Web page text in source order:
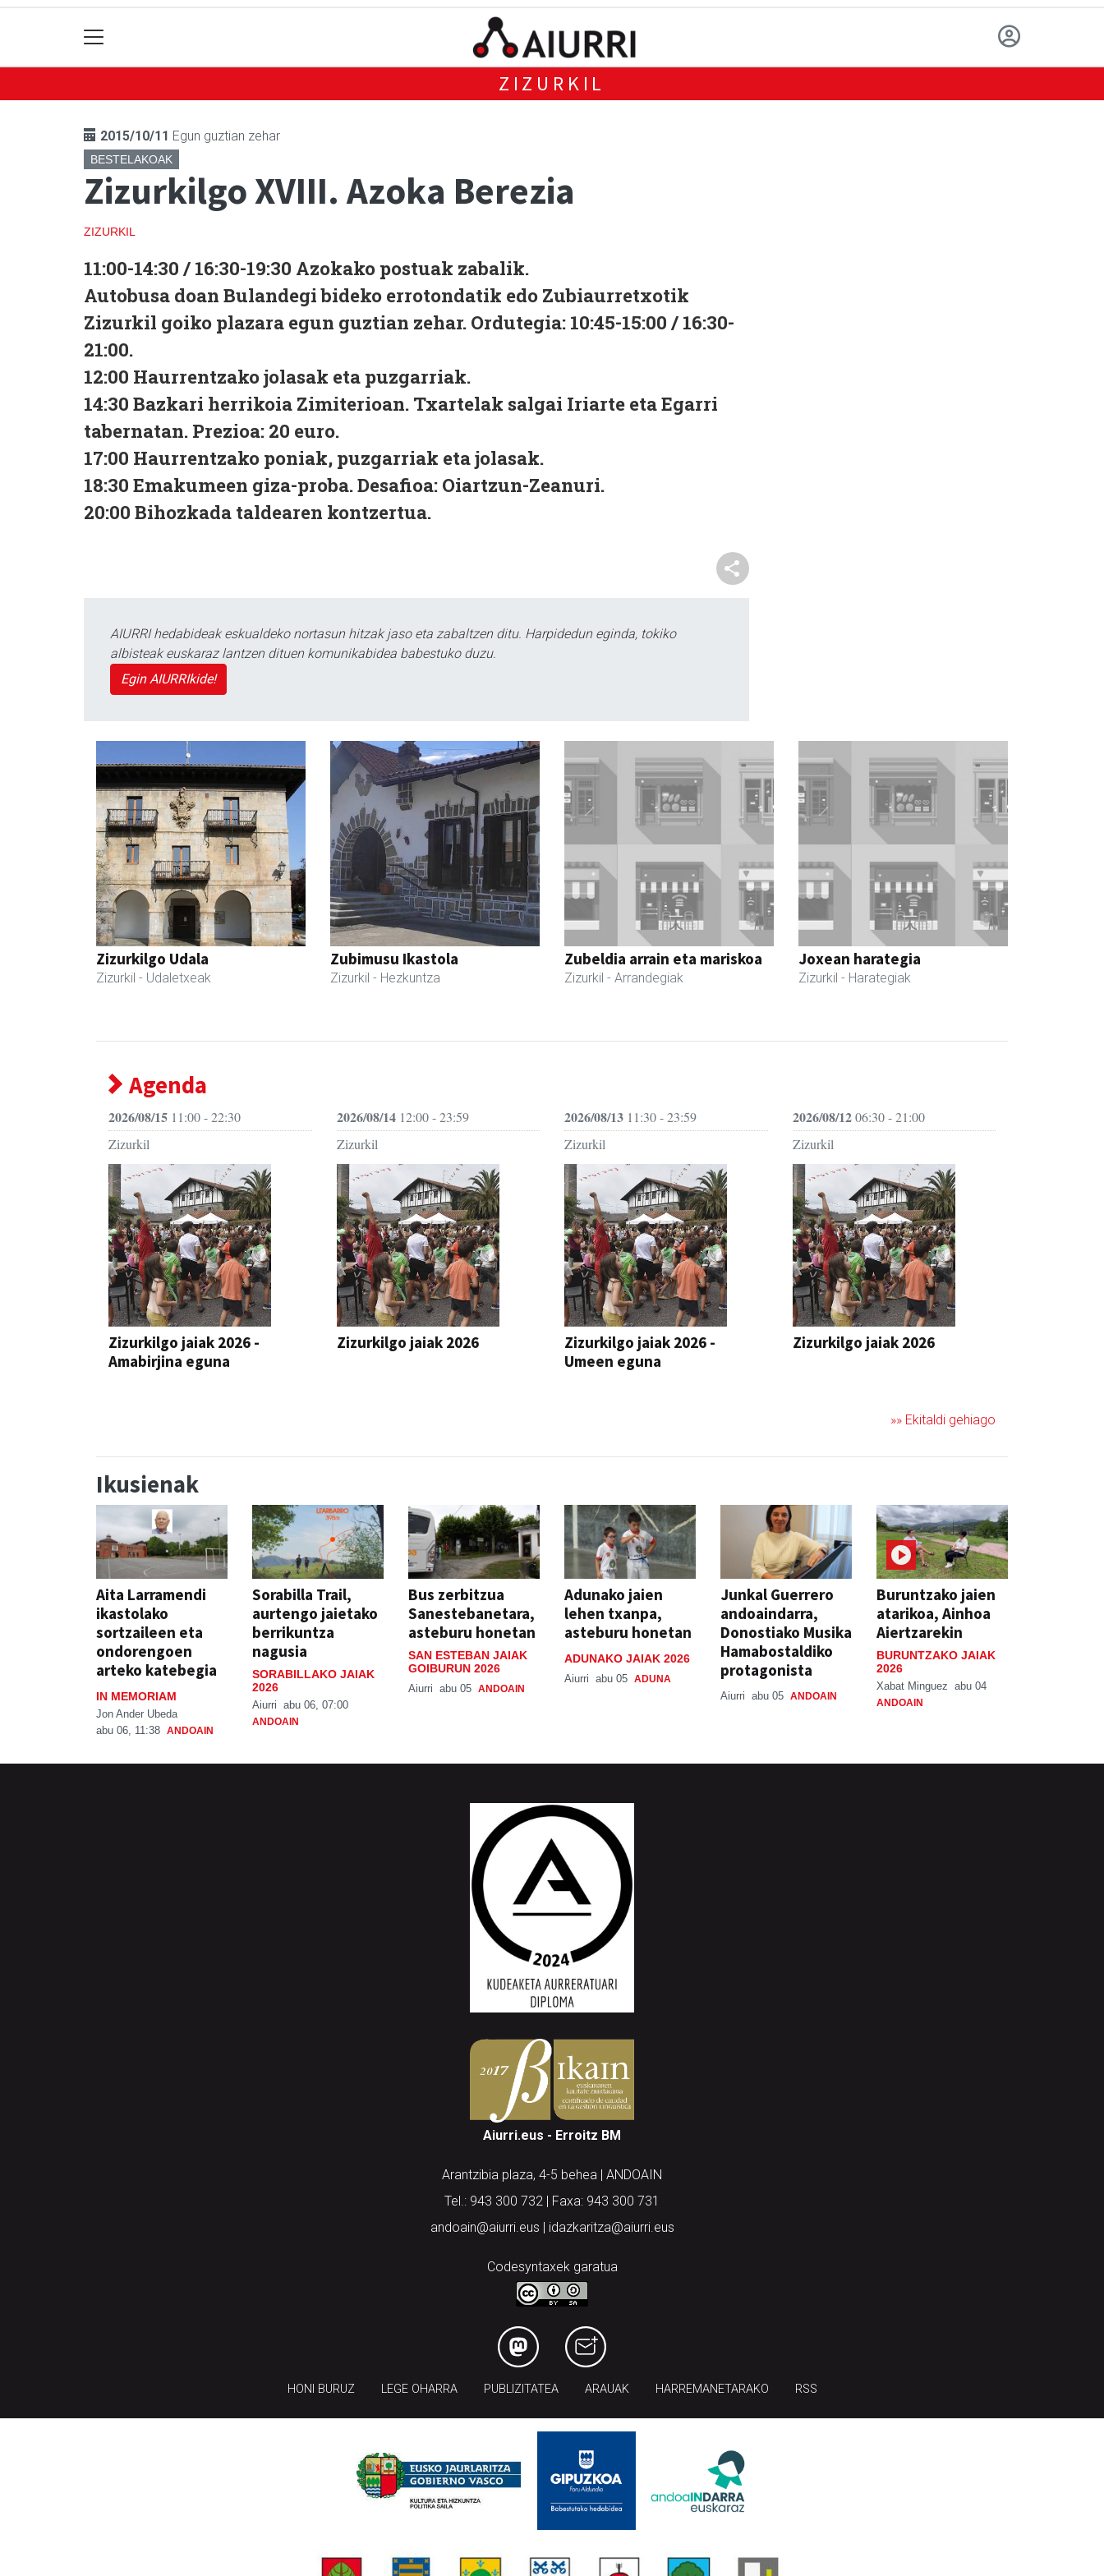
ZIZURKIL
2015/10/11 Egun guztian zehar
BESTELAKOAK
Zizurkilgo XVIII. Azoka Berezia
ZIZURKIL
11:00-14:30 / 16:30-19:30 Azokako postuak zabalik.
Autobusa doan Bulandegi bideko errotondatik edo Zubiaurretxotik
Zizurkil goiko plazara egun guztian zehar. Ordutegia: 10:45-15:00 / 16:30-
21:00.
12:00 Haurrentzako jolasak eta puzgarriak.
14:30 Bazkari herrikoia Zimiterioan. Txartelak salgai Iriarte eta Egarri
tabernatan. Prezioa: 20 euro.
17:00 Haurrentzako poniak, puzgarriak eta jolasak.
18:30 Emakumeen giza-proba. Desafioa: Oiartzun-Zeanuri.
20:00 Bihozkada taldearen kontzertua.
AIURRI hedabideak eskualdeko nortasun hitzak jaso eta zabaltzen ditu. Harpidedun eginda, tokiko
albisteak euskaraz lantzen dituen komunikabidea babestuko duzu.
Egin AIURRIkide!
Zizurkilgo Udala
Zizurkil - Udaletxeak
Zubimusu Ikastola
Zizurkil - Hezkuntza
Zubeldia arrain eta mariskoa
Zizurkil - Arrandegiak
Joxean harategia
Zizurkil - Harategiak
Agenda
2026/08/15 11:00 - 22:30
Zizurkil
Zizurkilgo jaiak 2026 -
Amabirjina eguna
2026/08/1412:00 - 23:59
Zizurkil
Zizurkilgo jaiak 2026
2026/08/13 11:30 - 23:59
Zizurkil
Zizurkilgo jaiak 2026 -
Umeen eguna
2026/08/1206:30 - 21:00
Zizurkil
Zizurkilgo jaiak 2026
»» Ekitaldi gehiago
Ikusienak
Aita Larramendi
ikastolako
sortzaileen eta
ondorengoen
arteko katebegia
IN MEMORIAM
Jon Ander Ubeda
abu 06, 11:38 ANDOAIN
Sorabilla Trail,
aurtengo jaietako
berrikuntza
nagusia
SORABILLAKO JAIAK
2026
Aiurri abu 06, 07:00
ANDOAIN
Bus zerbitzua
Sanestebanetara,
asteburu honetan
SAN ESTEBAN JAIAK
GOIBURUN 2026
Aiurri abu 05 ANDOAIN
Adunako jaien
lehen txanpa,
asteburu honetan
ADUNAKO JAIAK 2026
Aiurri abu 05 ADUNA
Junkal Guerrero
andoaindarra,
Donostiako Musika
Hamabostaldiko
protagonista
Aiurri abu 05 ANDOAIN
Buruntzako jaien
atarikoa, Ainhoa
Aiertzarekin
BURUNTZAKO JAIAK
2026
Xabat Minguez abu 04
ANDOAIN
Aiurri.eus - Erroitz BM
Arantzibia plaza, 4-5 behea | ANDOAIN
Tel.: 943 300 732 | Faxa: 943 300 731
andoain@aiurri.eus | idazkaritza@aiurri.eus
Codesyntaxek garatua
HONI BURUZ LEGE OHARRA PUBLIZITATEA ARAUAK HARREMANETARAKO RSS